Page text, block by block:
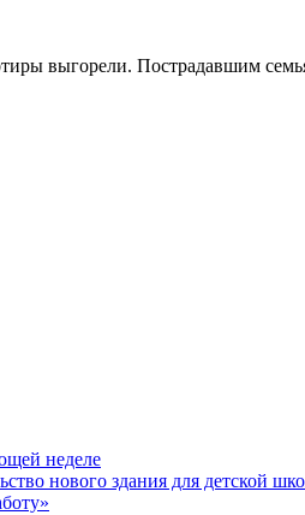
выгорели. Пострадавшим
неделе
нового здания для детской